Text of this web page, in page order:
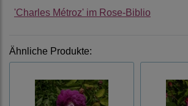
'Charles Métroz' im Rose-Biblio
Ähnliche Produkte: